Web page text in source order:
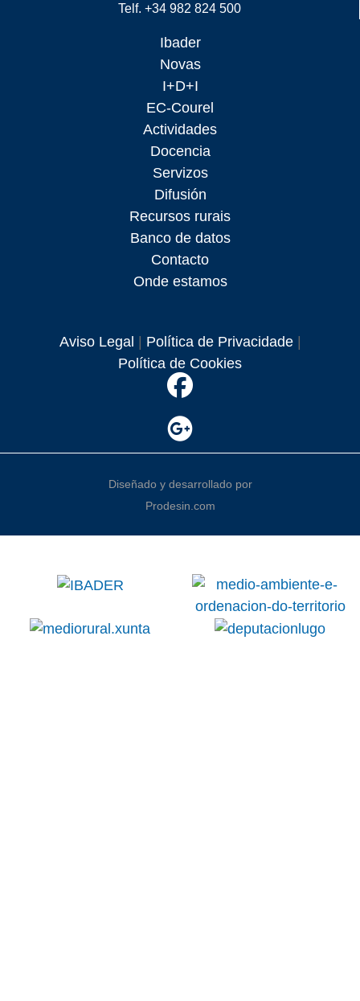
Telf. +34 982 824 500
Ibader
Novas
I+D+I
EC-Courel
Actividades
Docencia
Servizos
Difusión
Recursos rurais
Banco de datos
Contacto
Onde estamos
Aviso Legal | Política de Privacidade|
Política de Cookies
Diseñado y desarrollado por
Prodesin.com